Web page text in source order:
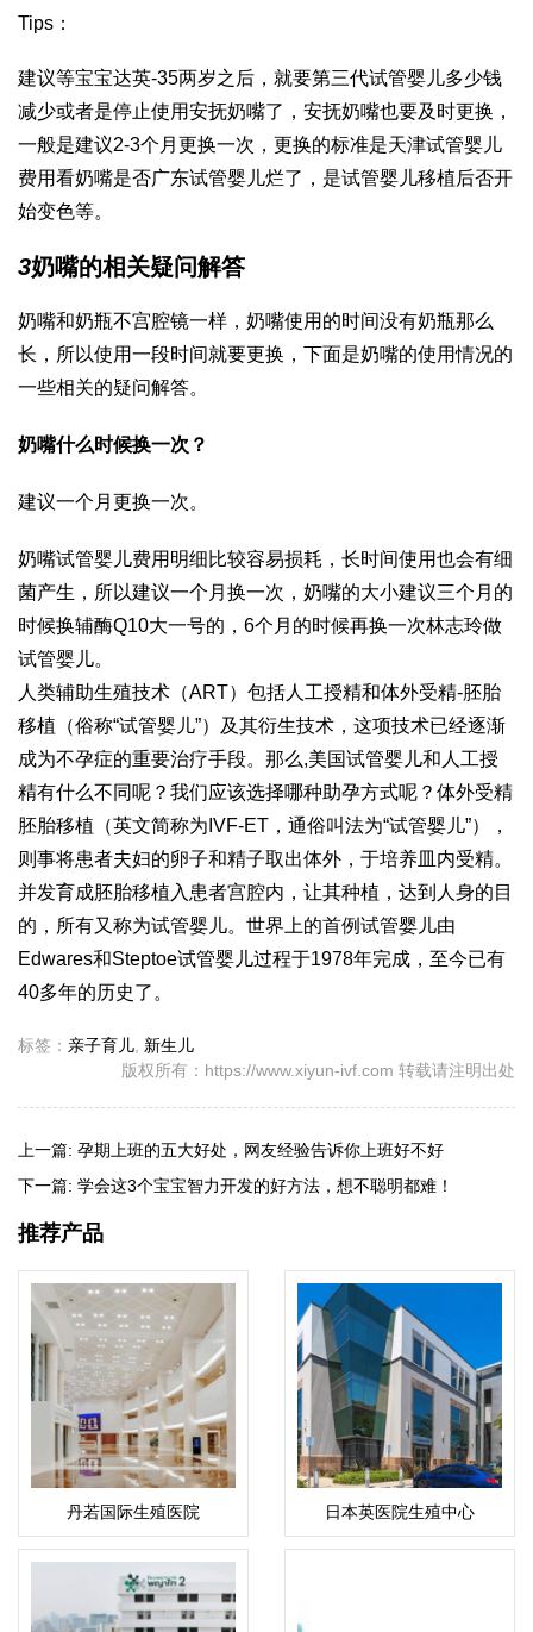
Tips：
建议等宝宝达英-35两岁之后，就要第三代试管婴儿多少钱
减少或者是停止使用安抚奶嘴了，安抚奶嘴也要及时更换，
一般是建议2-3个月更换一次，更换的标准是天津试管婴儿
费用看奶嘴是否广东试管婴儿烂了，是试管婴儿移植后否开
始变色等。
3奶嘴的相关疑问解答
奶嘴和奶瓶不宫腔镜一样，奶嘴使用的时间没有奶瓶那么
长，所以使用一段时间就要更换，下面是奶嘴的使用情况的
一些相关的疑问解答。
奶嘴什么时候换一次？
建议一个月更换一次。
奶嘴试管婴儿费用明细比较容易损耗，长时间使用也会有细
菌产生，所以建议一个月换一次，奶嘴的大小建议三个月的
时候换辅酶Q10大一号的，6个月的时候再换一次林志玲做
试管婴儿。
人类辅助生殖技术（ART）包括人工授精和体外受精-胚胎
移植（俗称“试管婴儿”）及其衍生技术，这项技术已经逐渐
成为不孕症的重要治疗手段。那么,美国试管婴儿和人工授
精有什么不同呢？我们应该选择哪种助孕方式呢？体外受精
胚胎移植（英文简称为IVF-ET，通俗叫法为“试管婴儿”），
则事将患者夫妇的卵子和精子取出体外，于培养皿内受精。
并发育成胚胎移植入患者宫腔内，让其种植，达到人身的目
的，所有又称为试管婴儿。世界上的首例试管婴儿由
Edwares和Steptoe试管婴儿过程于1978年完成，至今已有
40多年的历史了。
标签： 亲子育儿, 新生儿
版权所有：https://www.xiyun-ivf.com 转载请注明出处
上一篇: 孕期上班的五大好处，网友经验告诉你上班好不好
下一篇: 学会这3个宝宝智力开发的好方法，想不聪明都难！
推荐产品
丹若国际生殖医院 日本英医院生殖中心